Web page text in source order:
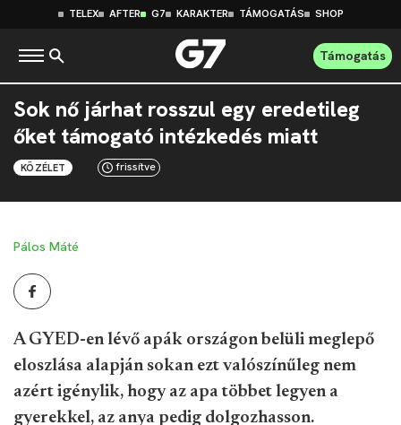
TELEX AFTER G7 KARAKTER TÁMOGATÁS SHOP
Támogatás
Sok nő járhat rosszul egy eredetileg
őket támogató intézkedés miatt
KÖZÉLET frissítve
Pálos Máté
A GYED-en lévő apák országon belüli meglepő
eloszlása alapján sokan ezt valószínűleg nem
azért igénylik, hogy az apa többet legyen a
gyerekkel, az anya pedig dolgozhasson.